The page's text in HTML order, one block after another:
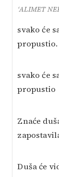
‘ALIMET
svako će
propustio.
svako će
propustio
Znaće
Duša će